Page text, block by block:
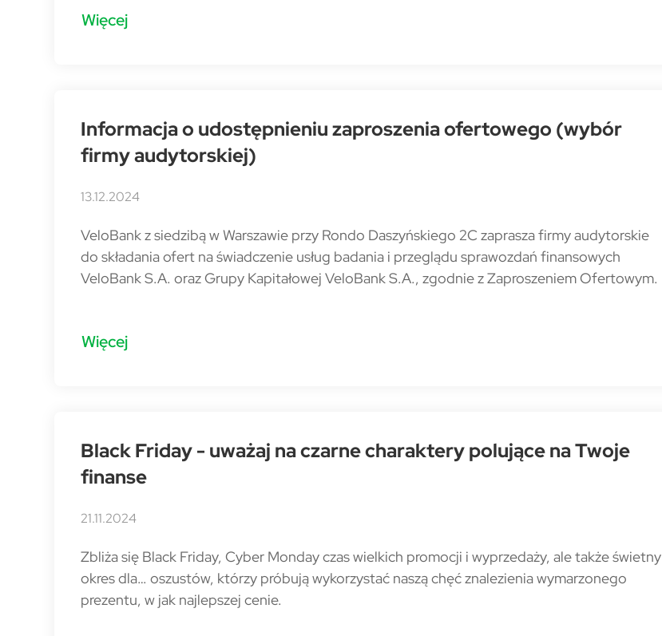
Więcej
Informacja o udostępnieniu zaproszenia ofertowego (wybór
firmy audytorskiej)
13.12.2024
VeloBank z siedzibą w Warszawie przy Rondo Daszyńskiego 2C zaprasza firmy audytorskie
do składania ofert na świadczenie usług badania i przeglądu sprawozdań finansowych
VeloBank S.A. oraz Grupy Kapitałowej VeloBank S.A., zgodnie z Zaproszeniem Ofertowym.
Więcej
Black Friday - uważaj na czarne charaktery polujące na Twoje
finanse
21.11.2024
Zbliża się Black Friday, Cyber Monday czas wielkich promocji i wyprzedaży, ale także świetny
okres dla… oszustów, którzy próbują wykorzystać naszą chęć znalezienia wymarzonego
prezentu, w jak najlepszej cenie.